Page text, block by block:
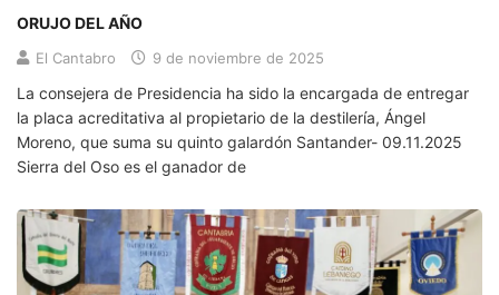
ORUJO DEL AÑO
El Cantabro 9 de noviembre de 2025
La consejera de Presidencia ha sido la encargada de entregar
la placa acreditativa al propietario de la destilería, Ángel
Moreno, que suma su quinto galardón Santander- 09.11.2025
Sierra del Oso es el ganador de